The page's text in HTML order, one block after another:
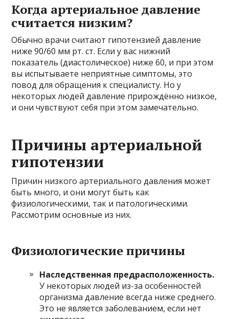
Когда артериальное давление
считается низким?
Обычно врачи считают гипотензией давление
ниже 90/60 мм рт. ст. Если у вас нижний
показатель (диастолическое) ниже 60, и при этом
вы испытываете неприятные симптомы, это
повод для обращения к специалисту. Но у
некоторых людей давление прирождённо низкое,
и они чувствуют себя при этом замечательно.
Причины артериальной
гипотензии
Причин низкого артериального давления может
быть много, и они могут быть как
физиологическими, так и патологическими.
Рассмотрим основные из них.
Физиологические причины
Наследственная предрасположенность.
У некоторых людей из-за особенностей
организма давление всегда ниже среднего.
Это не является заболеванием, если нет